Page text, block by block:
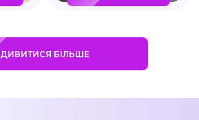
ДИВИТИСЯ БІЛЬШЕ